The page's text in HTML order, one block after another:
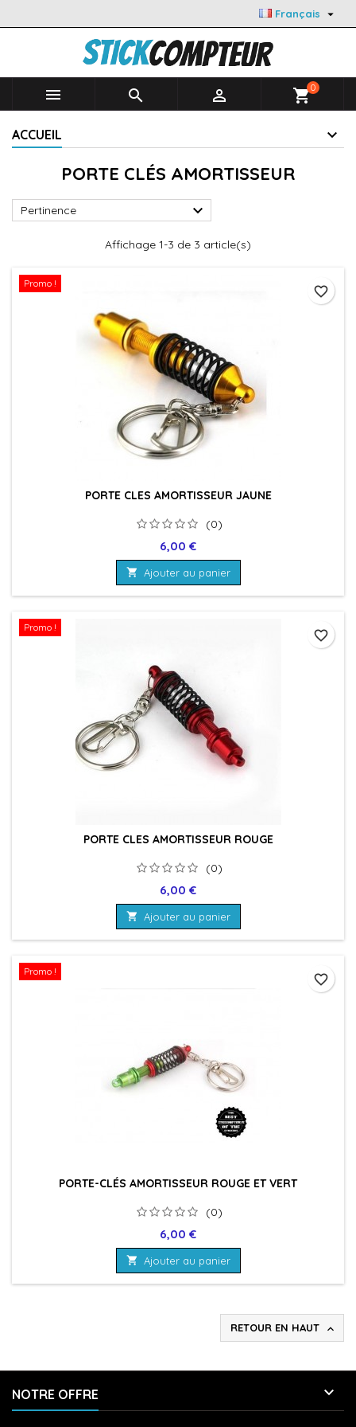
Français 
   shopping_cart0
ACCUEIL
PORTE CLÉS AMORTISSEUR
Pertinence 
Affichage 1-3 de 3 article(s)
Promo !
PORTE CLES AMORTISSEUR JAUNE
(0)
Prix
6,00 €
 Ajouter au panier
favorite_border
Promo !
PORTE CLES AMORTISSEUR ROUGE
(0)
Prix
6,00 €
 Ajouter au panier
favorite_border
Promo !
PORTE-CLÉS AMORTISSEUR ROUGE ET VERT
(0)
Prix
6,00 €
 Ajouter au panier
favorite_border
RETOUR EN HAUT 
NOTRE OFFRE 